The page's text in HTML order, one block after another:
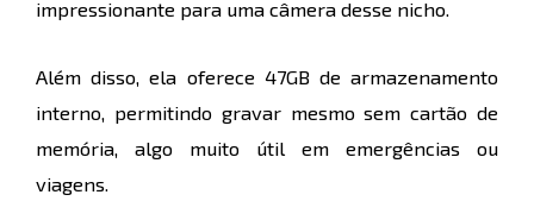
impressionante para uma câmera desse nicho.
Além disso, ela oferece 47GB de armazenamento
interno, permitindo gravar mesmo sem cartão de
memória, algo muito útil em emergências ou
viagens.